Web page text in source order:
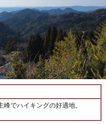
でハイキングの好適地。